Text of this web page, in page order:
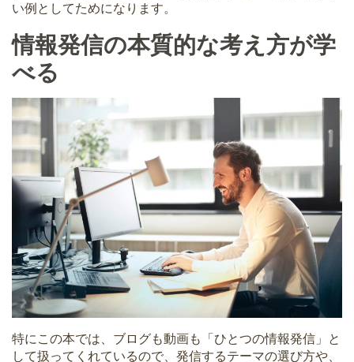
い例としてためになります。
情報発信の本質的な考え方が学
べる
特にこの本では、ブログも動画も「ひとつの情報発信」と
して扱ってくれているので、発信するテーマの選び方や、